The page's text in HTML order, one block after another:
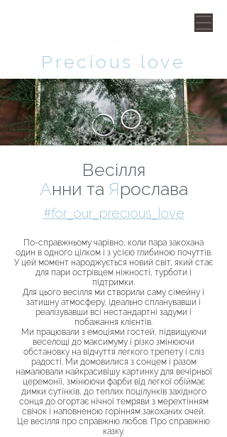
Рrecious love
Весілля
Анни та Ярослава
#for_our_precious_love
По-справжньому чарівно, коли пара закохана
один в одного цілком і з усією глибиною почуттів.
У цей момент народжується новий світ, який стає
для пари острівцем ніжності, турботи і
підтримки.
Для цього весілля ми створили саму сімейну і
затишну атмосферу, ідеально спланувавши і
реалізувавши всі нестандартні задуми і
побажання клієнтів.
Ми працювали з емоціями гостей, підвищуючи
веселощі до максимуму і різко змінюючи
обстановку на відчуття легкого трепету і сліз
радості. Ми домовилися з сонцем і разом
намалювали найкрасивішу картинку для вечірньої
церемонії, змінюючи фарби від легкої обіймає
димки сутінків, до теплих поцілунків західного
сонця до огортає нічної темряви з мерехтінням
свічок і наповненою горінням закоханих очей.
Це весілля про справжню любов. Про справжню
казку.